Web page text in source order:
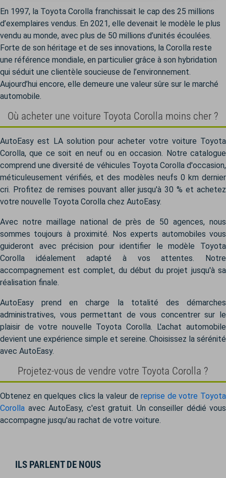
En 1997, la Toyota Corolla franchissait le cap des 25 millions
d’exemplaires vendus. En 2021, elle devenait le modèle le plus
vendu au monde, avec plus de 50 millions d’unités écoulées.
Forte de son héritage et de ses innovations, la Corolla reste
une référence mondiale, en particulier grâce à son hybridation
qui séduit une clientèle soucieuse de l’environnement.
Aujourd’hui encore, elle demeure une valeur sûre sur le marché
automobile.
Où acheter une voiture Toyota Corolla moins cher ?
AutoEasy est LA solution pour acheter votre voiture Toyota
Corolla, que ce soit en neuf ou en occasion. Notre catalogue
comprend une diversité de véhicules Toyota Corolla d'occasion,
méticuleusement vérifiés, et des modèles neufs 0 km dernier
cri. Profitez de remises pouvant aller jusqu'à 30 % et achetez
votre nouvelle Toyota Corolla chez AutoEasy.
Avec notre maillage national de près de 50 agences, nous
sommes toujours à proximité. Nos experts automobiles vous
guideront avec précision pour identifier le modèle Toyota
Corolla idéalement adapté à vos attentes. Notre
accompagnement est complet, du début du projet jusqu'à sa
réalisation finale.
AutoEasy prend en charge la totalité des démarches
administratives, vous permettant de vous concentrer sur le
plaisir de votre nouvelle Toyota Corolla. L'achat automobile
devient une expérience simple et sereine. Choisissez la sérénité
avec AutoEasy.
Projetez-vous de vendre votre Toyota Corolla ?
Obtenez en quelques clics la valeur dereprise de votre Toyota
Corolla avec AutoEasy, c'est gratuit. Un conseiller dédié vous
accompagne jusqu'au rachat de votre voiture.
ILS PARLENT DE NOUS